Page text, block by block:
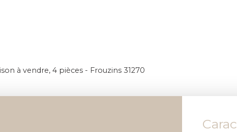
à vendre, 4 pièces - Frouzins 31270